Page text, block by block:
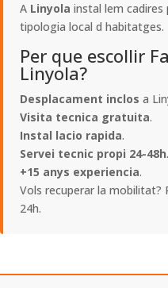
A Linyola instal lem cadires
tipologia local d habitatges.
Per que escollir
Linyola?
Desplacament inclos a
Visita tecnica gratuita.
Instal lacio rapida.
Servei tecnic propi 24-48h.
+15 anys experiencia.
Vols recuperar la mobilitat?
24h.